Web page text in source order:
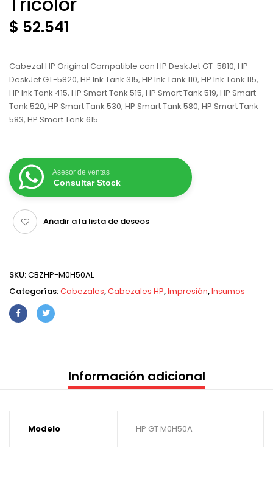
$ 52.541
Cabezal HP Original Compatible con HP DeskJet GT-5810, HP
DeskJet GT-5820, HP Ink Tank 315, HP Ink Tank 110, HP Ink Tank 115,
HP Ink Tank 415, HP Smart Tank 515, HP Smart Tank 519, HP Smart
Tank 520, HP Smart Tank 530, HP Smart Tank 580, HP Smart Tank
583, HP Smart Tank 615
Asesor de ventas
Consultar Stock
Añadir a la lista de deseos
SKU:CBZHP-M0H50AL
Categorías:Cabezales,Cabezales HP,Impresión,Insumos
Información adicional
Modelo HP GT M0H50A